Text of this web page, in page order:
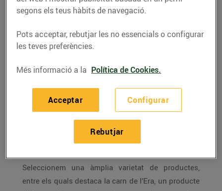
la carn de l’Era que t’oferim a Bonpreu i Esclat. És
catalana.
De proximitat i km 0
A Bonpreu i Esclat apostem per
proximitat i km 0
, que treballen amb un gran rigor i
Seleccionem una àmplia varietat de productes,
entre els quals destaca la carn de l’Era, un producte
segons els teus hàbits de navegació.
Pots acceptar, rebutjar les no essencials o configurar
les teves preferències.
Més informació a la Política de Cookies.
Configurar
Rebutjar
Acceptar